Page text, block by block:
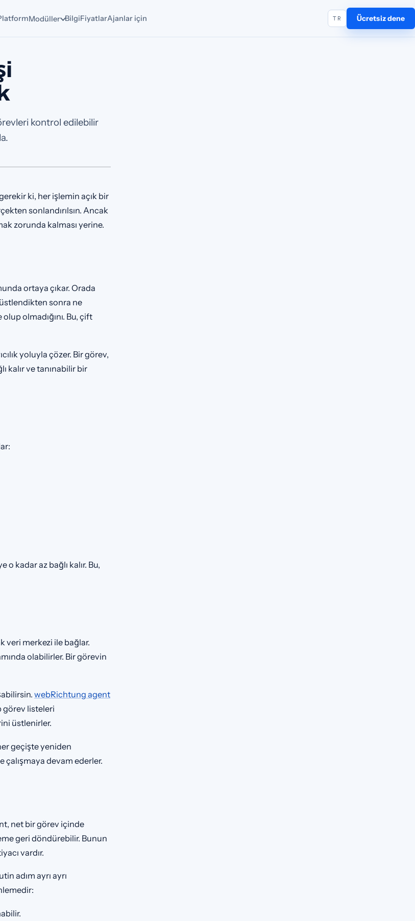
Modüller BilgiFiyatlarAjanlar için TR Ücretsiz dene
kontrol edilebilir
ki, her işlemin açık bir
sonlandırılsın. Ancak
zorunda kalması yerine.
ortaya çıkar. Orada
sonra ne
olmadığını. Bu, çift
yoluyla çözer. Bir görev,
kalır ve tanınabilir bir
kadar az bağlı kalır. Bu,
veri merkezi ile bağlar.
olabilirler. Bir görevin
webRichtung agent
görev listeleri
üstlenirler.
geçişte yeniden
çalışmaya devam ederler.
net bir görev içinde
geri döndürebilir. Bunun
vardır.
adım ayrı ayrı